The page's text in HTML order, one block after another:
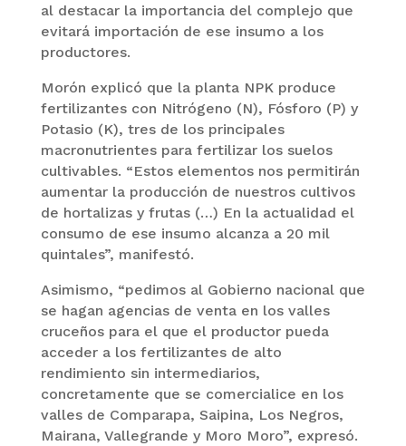
al destacar la importancia del complejo que
evitará importación de ese insumo a los
productores.
Morón explicó que la planta NPK produce
fertilizantes con Nitrógeno (N), Fósforo (P) y
Potasio (K), tres de los principales
macronutrientes para fertilizar los suelos
cultivables. “Estos elementos nos permitirán
aumentar la producción de nuestros cultivos
de hortalizas y frutas (…) En la actualidad el
consumo de ese insumo alcanza a 20 mil
quintales”, manifestó.
Asimismo, “pedimos al Gobierno nacional que
se hagan agencias de venta en los valles
cruceños para el que el productor pueda
acceder a los fertilizantes de alto
rendimiento sin intermediarios,
concretamente que se comercialice en los
valles de Comparapa, Saipina, Los Negros,
Mairana, Vallegrande y Moro Moro”, expresó.